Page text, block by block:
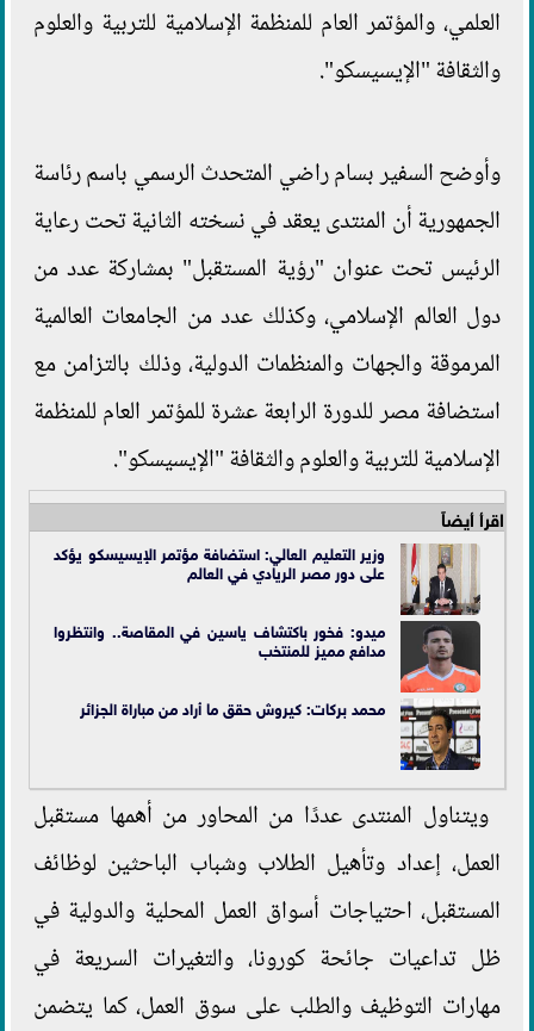
العلمي، والمؤتمر العام للمنظمة الإسلامية للتربية والعلوم
والثقافة "الإيسيسكو".
وأوضح السفير بسام راضي المتحدث الرسمي باسم رئاسة
الجمهورية أن المنتدى يعقد في نسخته الثانية تحت رعاية
الرئيس تحت عنوان "رؤية المستقبل" بمشاركة عدد من
دول العالم الإسلامي، وكذلك عدد من الجامعات العالمية
المرموقة والجهات والمنظمات الدولية، وذلك بالتزامن مع
استضافة مصر للدورة الرابعة عشرة للمؤتمر العام للمنظمة
الإسلامية للتربية والعلوم والثقافة "الإيسيسكو".
اقرأ أيضاً
وزير التعليم العالي: استضافة مؤتمر الإيسيسكو يؤكد
على دور مصر الريادي في العالم
ميدو: فخور باكتشاف ياسين في المقاصة.. وانتظروا
مدافع مميز للمنتخب
محمد بركات: كيروش حقق ما أراد من مباراة الجزائر
ويتناول المنتدى عددًا من المحاور من أهمها مستقبل
العمل، إعداد وتأهيل الطلاب وشباب الباحثين لوظائف
المستقبل، احتياجات أسواق العمل المحلية والدولية في
ظل تداعيات جائحة كورونا، والتغيرات السريعة في
مهارات التوظيف والطلب على سوق العمل، كما يتضمن